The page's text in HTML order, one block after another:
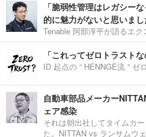
「脆弱性管理はレガシー
的に魅力がないと思いまし
Tenable 阿部淳平が語るエ
「これってゼロトラスト
ID 起点の “ HENNGE流 ” ゼ
自動車部品メーカー
ェア感染
それは朝出社してタイムカ
た。NITTAN vs ランサムウ